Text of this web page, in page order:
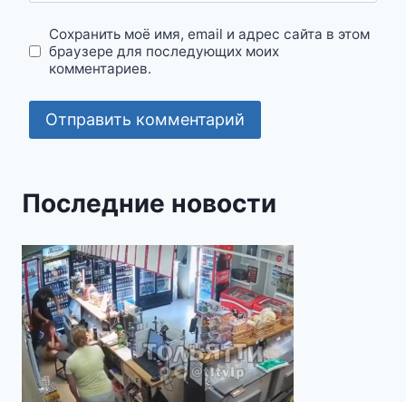
Сохранить моё имя, email и адрес сайта в этом
браузере для последующих моих
комментариев.
Последние новости